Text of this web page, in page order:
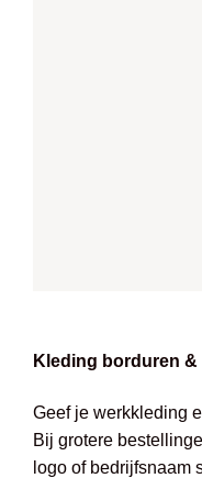
Kleding borduren
Geef je werkkleding
Bij grotere
logo of bedrijfsnaam